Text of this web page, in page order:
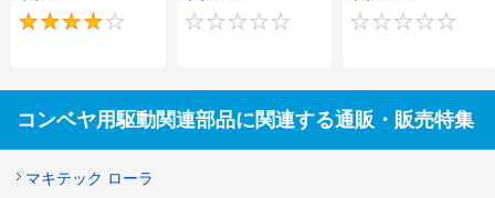
4 0
コンベヤ用駆動関連部品に関連する通販・販売特集
マキテック ローラ